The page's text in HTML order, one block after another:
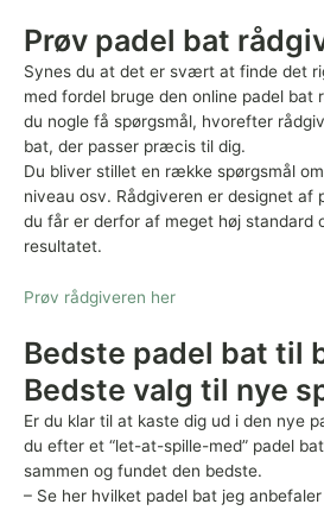
Prøv padel bat
Synes du at det er svært at finde det
med fordel bruge den online padel bat
du nogle få spørgsmål, hvorefter
bat, der passer præcis til dig.
Du bliver stillet en række spørgsmål
niveau osv. Rådgiveren er designet af
du får er derfor af meget høj standard
resultatet.
Prøv rådgiveren her
Bedste padel bat til
Bedste valg til nye
Er du klar til at kaste dig ud i den nye
du efter et “let-at-spille-med” padel
sammen og fundet den bedste.
– Se her hvilket padel bat jeg